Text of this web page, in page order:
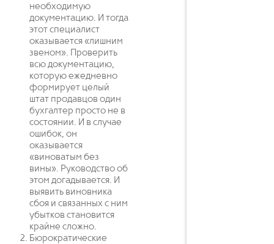
необходимую
документацию. И тогда
этот специалист
оказывается «лишним
звеном». Проверить
всю документацию,
которую ежедневно
формирует целый
штат продавцов один
бухгалтер просто не в
состоянии. И в случае
ошибок, он
оказывается
«виноватым без
вины». Руководство об
этом догадывается. И
выявить виновника
сбоя и связанных с ним
убытков становится
крайне сложно.
Бюрократические